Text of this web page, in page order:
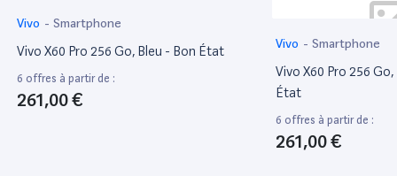
Vivo - Smartphone
Vivo X60 Pro 256 Go, Bleu - Bon État
6 offres à partir de :
261,00 €
Vivo - Smartphone
Vivo X60 Pro 256
État
6 offres à partir de :
261,00 €